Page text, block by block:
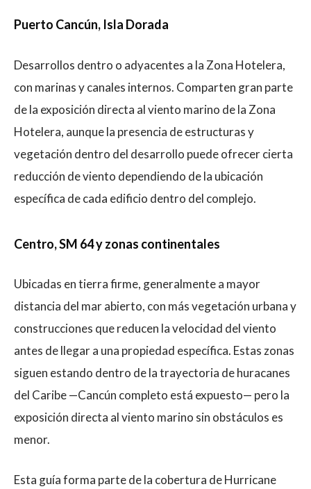
Puerto Cancún, Isla Dorada
Desarrollos dentro o adyacentes a la Zona Hotelera,
con marinas y canales internos. Comparten gran parte
de la exposición directa al viento marino de la Zona
Hotelera, aunque la presencia de estructuras y
vegetación dentro del desarrollo puede ofrecer cierta
reducción de viento dependiendo de la ubicación
específica de cada edificio dentro del complejo.
Centro, SM 64 y zonas continentales
Ubicadas en tierra firme, generalmente a mayor
distancia del mar abierto, con más vegetación urbana y
construcciones que reducen la velocidad del viento
antes de llegar a una propiedad específica. Estas zonas
siguen estando dentro de la trayectoria de huracanes
del Caribe —Cancún completo está expuesto— pero la
exposición directa al viento marino sin obstáculos es
menor.
Esta guía forma parte de la cobertura de Hurricane